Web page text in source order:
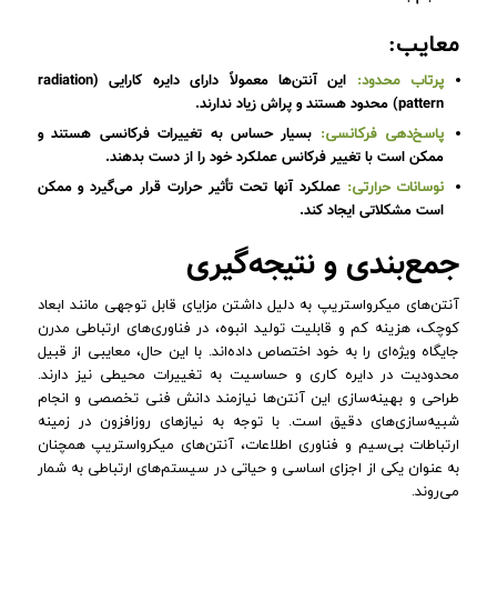
معایب:
پرتاب محدود:
این آنتن‌ها معمولاً دارای دایره کارایی (radiation
pattern) محدود هستند و پراش زیاد ندارند.
پاسخ‌دهی فرکانسی: بسیار حساس به تغییرات فرکانسی هستند و
ممکن است با تغییر فرکانس عملکرد خود را از دست بدهند.
نوسانات حرارتی: عملکرد آنها تحت تأثیر حرارت قرار می‌گیرد و ممکن
است مشکلاتی ایجاد کند.
جمع‌بندی و نتیجه‌گیری
آنتن‌های میکرواستریپ به دلیل داشتن مزایای قابل توجهی مانند ابعاد
کوچک، هزینه کم و قابلیت تولید انبوه، در فناوری‌های ارتباطی مدرن
جایگاه ویژه‌ای را به خود اختصاص داده‌اند. با این حال، معایبی از قبیل
محدودیت در دایره کاری و حساسیت به تغییرات محیطی نیز دارند.
طراحی و بهینه‌سازی این آنتن‌ها نیازمند دانش فنی تخصصی و انجام
شبیه‌سازی‌های دقیق است. با توجه به نیازهای روزافزون در زمینه
ارتباطات بی‌سیم و فناوری‌ اطلاعات، آنتن‌های میکرواستریپ همچنان
به عنوان یکی از اجزای اساسی و حیاتی در سیستم‌های ارتباطی به شمار
می‌روند.